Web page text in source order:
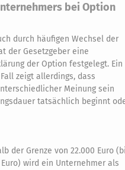
bei Option
durch häufigen Wechsel der
der Gesetzgeber eine
der Option festgelegt. Ein
zeigt allerdings, dass
Meinung sein
tatsächlich beginnt
der Grenze von 22.000 Euro
wird ein Unternehmer als